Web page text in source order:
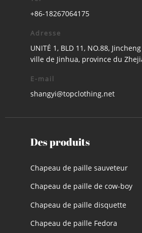
+86-18267064175
Adresse
UNITÉ 1, BLD 11, NO.88,
ville de Jinhua, province du
E-mail
shangyi@topclothing.net
Des produits
Chapeau de paille sauveteur
Chapeau de paille de cow-boy
Chapeau de paille disquette
Chapeau de paille Fedora